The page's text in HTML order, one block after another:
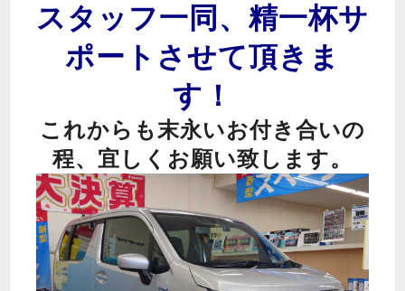
スタッフ一同、精一杯サ
ポートさせて頂きま
す！
これからも末永いお付き合いの
程、宜しくお願い致します。